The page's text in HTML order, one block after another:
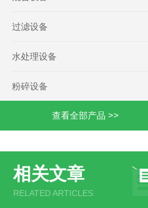
过滤设备
水处理设备
粉碎设备
查看全部产品 >>
相关文章
RELATED ARTICLES